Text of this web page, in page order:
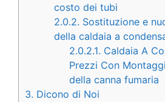
costo dei tubi
2.0.2. Sostituzione e
della caldaia a
2.0.2.1. Caldaia A
Prezzi Con
della canna fumaria
3. Dicono di Noi